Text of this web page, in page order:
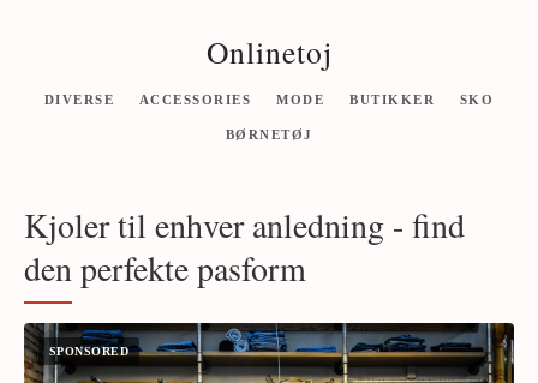
Onlinetoj
DIVERSE ACCESSORIES MODE BUTIKKER SKO
BØRNETØJ
Kjoler til enhver anledning - find
den perfekte pasform